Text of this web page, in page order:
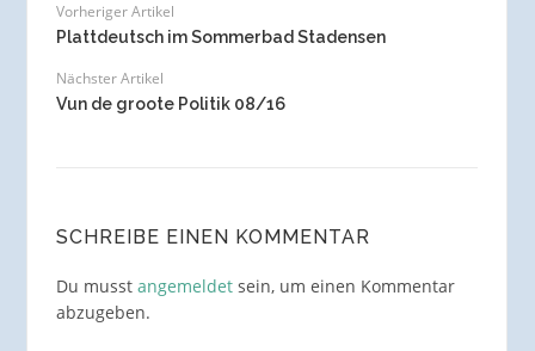
Vorheriger Artikel
Plattdeutsch im Sommerbad Stadensen
Nächster Artikel
Vun de groote Politik 08/16
SCHREIBE EINEN KOMMENTAR
Du musst angemeldetsein, um einen Kommentar
abzugeben.